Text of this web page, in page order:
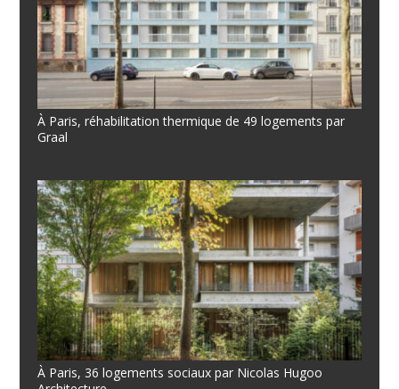
À Paris, réhabilitation thermique de 49 logements par
Graal
À Paris, 36 logements sociaux par Nicolas Hugoo